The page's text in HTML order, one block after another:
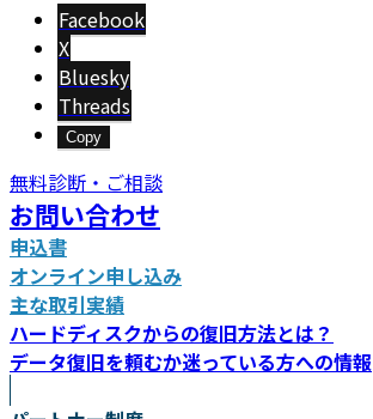
新
日
Facebook
X
Bluesky
Threads
Copy
無料診断・ご相談
お問い合わせ
申込書
オンライン申し込み
主な取引実績
ハードディスクからの復旧方法とは？
データ復旧を頼むか迷っている方への情報